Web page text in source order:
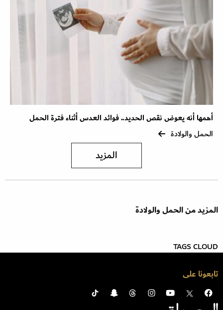
أهمها أنه يعوض نقص الحديد.. فوائد العدس أثناء فترة الحمل
الحمل والولادة
المزيد
المزيد من الحمل والولادة
TAGS CLOUD
تابعونا على